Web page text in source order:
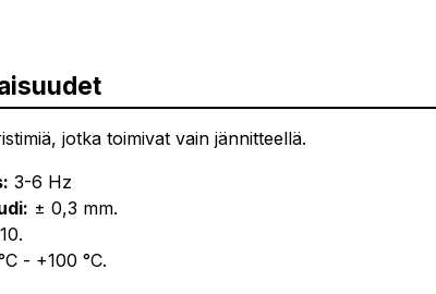
jotka toimivat vain jännitteellä.
3-6 Hz
± 0,3 mm.
- +100 °C.